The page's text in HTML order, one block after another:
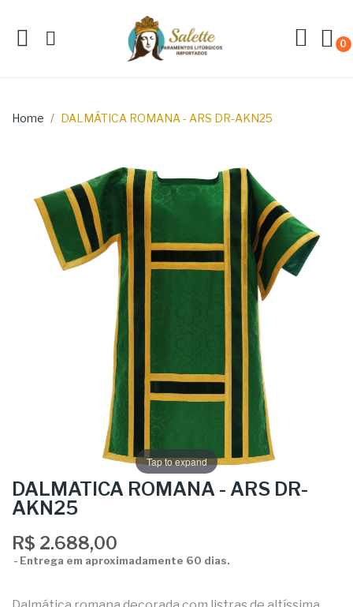
0
Home DALMÁTICA ROMANA - ARS DR-AKN25
Tap to expand
DALMÁTICA ROMANA - ARS DR-
AKN25
R$ 2.688,00
Entrega em aproximadamente 60 dias.